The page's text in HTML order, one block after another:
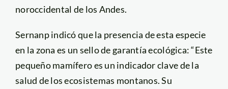
noroccidental de los Andes.
Sernanp indicó que la presencia de esta especie
en la zona es un sello de garantía ecológica: “Este
pequeño mamífero es un indicador clave de la
salud de los ecosistemas montanos. Su